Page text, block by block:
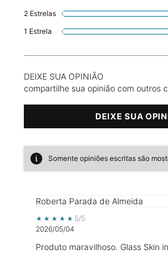
2 Estrelas
1 Estrela
DEIXE SUA OPINIÃO
compartilhe sua opinião com outros
DEIXE SUA
Somente opiniões escritas são
Roberta Parada de Almeida
5 out of 5 stars.
5/5
2026/05/04
Produto maravilhoso. Glass Skin